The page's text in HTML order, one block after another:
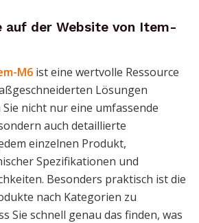
auf der Website von Item-
M6 ist eine wertvolle Ressource
Lösungen
nicht nur eine umfassende
auch detaillierte
einzelnen Produkt,
Spezifikationen und
Besonders praktisch ist die
nach Kategorien zu
Sie schnell genau das finden, was